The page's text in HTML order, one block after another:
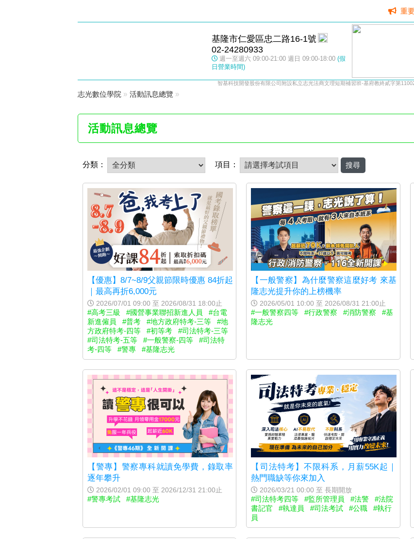
重
基隆市仁愛區忠二路16-1號
02-24280933
週一至週六 09:00-21:00 週日 09:00-18:00 (假
日營業時間)
智基科技開發股份有限公司附設私立志光法商文理短期補習班-基府教終貳字第
志光數位學院 » 活動訊息總覽 »
活動訊息總覽
分類： 項目：
【優惠】8/7~8/9父親節限時優惠 84折起
｜最高再折6,000元
2026/07/01 09:00 至 2026/08/31 18:00止
#高考三級 #國營事業聯招新進人員
#台電
新進僱員
#普考 #地方政府特考-三等
#地
方政府特考-四等
#初等考
#司法特考-三等
#司法特考-五等
#一般警察-四等
#司法特
考-四等
#警專 #基隆志光
【一般警察】為什麼警察這麼好考 來基
隆志光提升你的上榜機率
2026/05/01 10:00 至 2026/08/31 21:00止
#一般警察四等 #行政警察 #消防警察
#基
隆志光
【警專】警察專科就讀免學費，錄取率
逐年攀升
2026/02/01 09:00 至 2026/12/31 21:00止
#警專考試 #基隆志光
【司法特考】不限科系，月薪55K起｜
熱門職缺等你來加入
2026/03/21 00:00 至 長期開放
#司法特考四等 #監所管理員 #法警
#法院
書記官
#執達員 #司法考試 #公職
#執行
員